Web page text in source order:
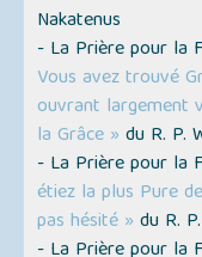
Nakatenus
- La Prière pour la
Vous avez trouvé
ouvrant largement
la Grâce » du R. P.
- La Prière pour la
étiez la plus Pure
pas hésité » du R.